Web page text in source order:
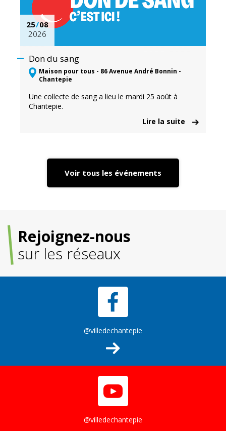
25/08
2026
Don du sang
Maison pour tous - 86 Avenue André Bonnin -
Chantepie
Une collecte de sang a lieu le mardi 25 août à
Chantepie.
Lire la suite
Voir tous les événements
Rejoignez-nous
sur les réseaux
@villedechantepie
@villedechantepie